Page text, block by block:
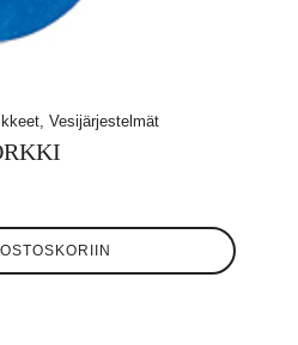
Vesijärjestelmät